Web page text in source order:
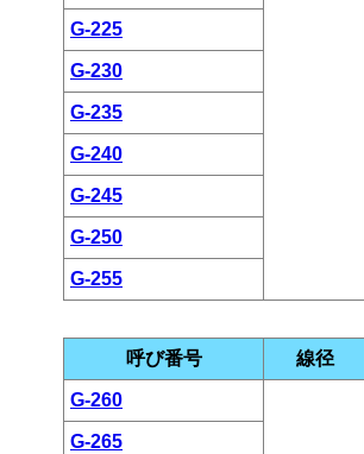
G-225
G-230
G-235
G-240
G-245
G-250
G-255
呼び番号 線径
G-260
G-265